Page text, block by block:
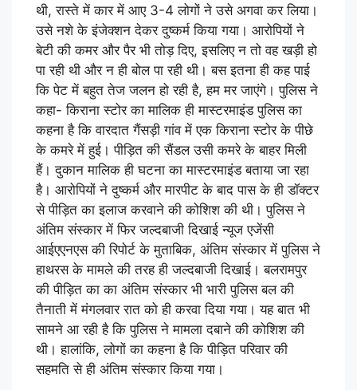
थी, रास्ते में कार में आए 3-4 लोगों ने उसे अगवा कर लिया।
उसे नशे के इंजेक्शन देकर दुष्कर्म किया गया। आरोपियों ने
बेटी की कमर और पैर भी तोड़ दिए, इसलिए न तो वह खड़ी हो
पा रही थी और न ही बोल पा रही थी। बस इतना ही कह पाई
कि पेट में बहुत तेज जलन हो रही है, हम मर जाएंगे। पुलिस ने
कहा- किराना स्टोर का मालिक ही मास्टरमाइंड पुलिस का
कहना है कि वारदात गैंसड़ी गांव में एक किराना स्टोर के पीछे
के कमरे में हुई। पीड़ित की सैंडल उसी कमरे के बाहर मिली
हैं। दुकान मालिक ही घटना का मास्टरमाइंड बताया जा रहा
है। आरोपियों ने दुष्कर्म और मारपीट के बाद पास के ही डॉक्टर
से पीड़ित का इलाज करवाने की कोशिश की थी। पुलिस ने
अंतिम संस्कार में फिर जल्दबाजी दिखाई न्यूज एजेंसी
आईएएनएस की रिपोर्ट के मुताबिक, अंतिम संस्कार में पुलिस ने
हाथरस के मामले की तरह ही जल्दबाजी दिखाई। बलरामपुर
की पीड़ित का का अंतिम संस्कार भी भारी पुलिस बल की
तैनाती में मंगलवार रात को ही करवा दिया गया। यह बात भी
सामने आ रही है कि पुलिस ने मामला दबाने की कोशिश की
थी। हालांकि, लोगों का कहना है कि पीड़ित परिवार की
सहमति से ही अंतिम संस्कार किया गया।